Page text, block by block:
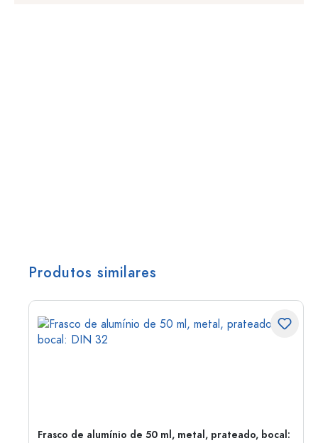
Produtos similares
Frasco de alumínio de 50 ml, metal, prateado, bocal: